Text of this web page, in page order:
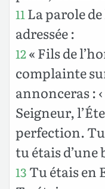
11 La parole de
adressée :
12« Fils de
complainte
annonceras :
Seigneur,
perfection. Tu
tu étais d’une
13 Tu étais en